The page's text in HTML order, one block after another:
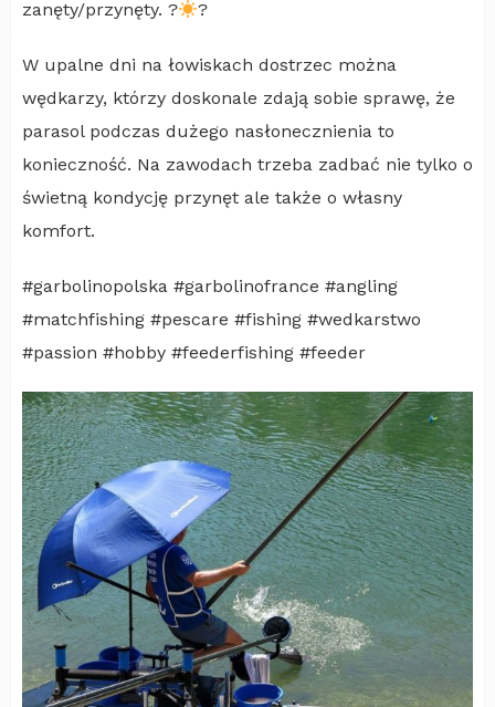
zanęty/przynęty. ? ?
W upalne dni na łowiskach dostrzec można
wędkarzy, którzy doskonale zdają sobie sprawę, że
parasol podczas dużego nasłonecznienia to
konieczność. Na zawodach trzeba zadbać nie tylko o
świetną kondycję przynęt ale także o własny
komfort.
#garbolinopolska #garbolinofrance #angling
#matchfishing #pescare #fishing #wedkarstwo
#passion #hobby #feederfishing #feeder